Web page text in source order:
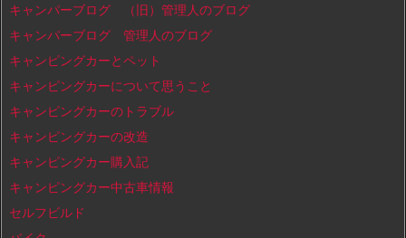
キャンパーブログ （旧）管理人のブログ
キャンパーブログ 管理人のブログ
キャンピングカーとペット
キャンピングカーについて思うこと
キャンピングカーのトラブル
キャンピングカーの改造
キャンピングカー購入記
キャンピングカー中古車情報
セルフビルド